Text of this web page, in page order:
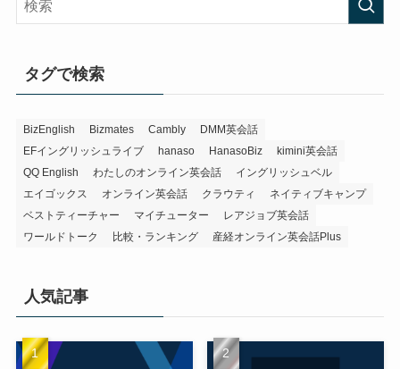
タグで検索
BizEnglish Bizmates Cambly
DMM英会話
EFイングリッシュライブ
hanaso HanasoBiz
kimini英会話
QQ English
わたしのオンライン英会話
イングリッシュベル
エイゴックス
オンライン英会話 クラウティ
ネイティブキャンプ
ベストティーチャー
マイチューター
レアジョブ英会話
ワールドトーク
比較・ランキング 産経オンライン英会話Plus
人気記事